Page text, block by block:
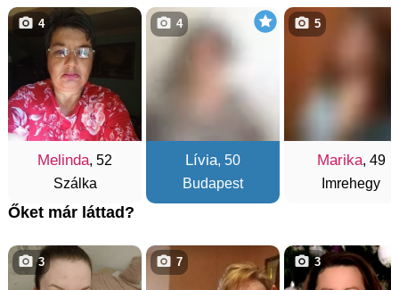
Melinda, 52
Szálka
4
Lívia, 50
Budapest
4
Marika, 49
Imrehegy
5
Őket már láttad?
3 7 3